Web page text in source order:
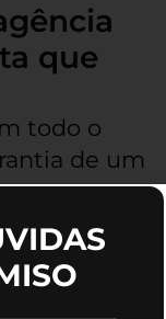
que
todo o
de um
que
os